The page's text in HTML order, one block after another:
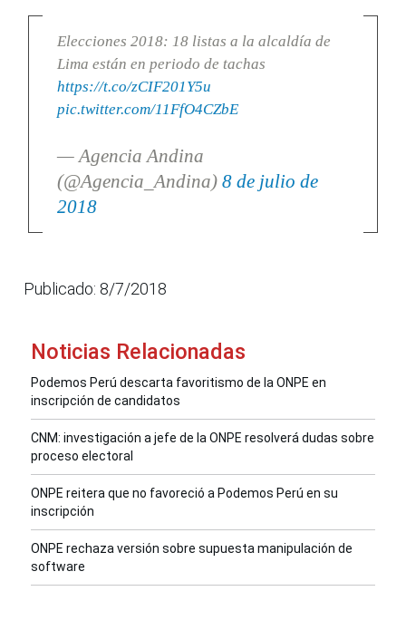
Elecciones 2018: 18 listas a la alcaldía de
Lima están en periodo de tachas
https://t.co/zCIF201Y5u
pic.twitter.com/11FfO4CZbE
— Agencia Andina
(@Agencia_Andina) 8 de julio de
2018
Publicado: 8/7/2018
Noticias Relacionadas
Podemos Perú descarta favoritismo de la ONPE en
inscripción de candidatos
CNM: investigación a jefe de la ONPE resolverá dudas sobre
proceso electoral
ONPE reitera que no favoreció a Podemos Perú en su
inscripción
ONPE rechaza versión sobre supuesta manipulación de
software